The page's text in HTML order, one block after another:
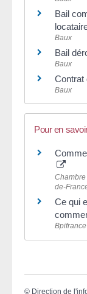
Bail
Baux
Bail
Baux
Contrat
Baux
Pour en
de-
Ce qui
© Direction de